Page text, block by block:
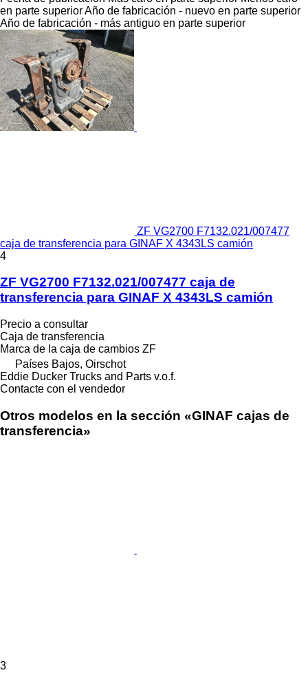
en parte superiorAño de fabricación - nuevo en parte superior
Año de fabricación - más antiguo en parte superior
ZF VG2700 F7132.021/007477
caja de transferencia para GINAF X 4343LS camión
4
ZF VG2700 F7132.021/007477 caja de
transferencia para GINAF X 4343LS camión
Precio a consultar
Caja de transferencia
Marca de la caja de cambios ZF
Países Bajos, Oirschot
Eddie Ducker Trucks and Parts v.o.f.
Contacte con el vendedor
Otros modelos en la sección «GINAF cajas de
transferencia»
3